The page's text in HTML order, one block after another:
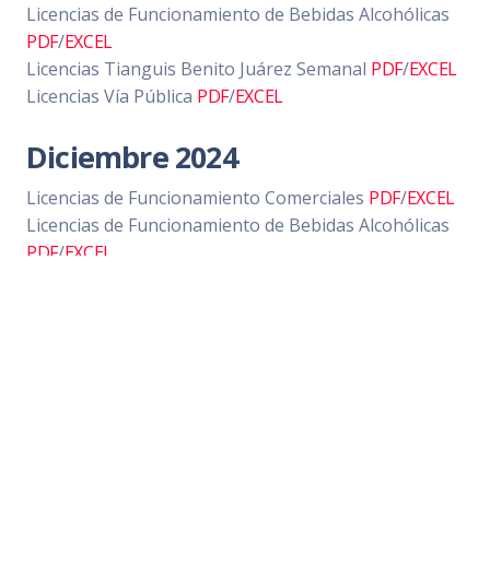
Licencias de Funcionamiento de Bebidas Alcohólicas
PDF/EXCEL
Licencias Tianguis Benito Juárez Semanal PDF/EXCEL
Licencias Vía Pública PDF/EXCEL
Diciembre 2024
Licencias de Funcionamiento Comerciales PDF/EXCEL
Licencias de Funcionamiento de Bebidas Alcohólicas
PDF/EXCEL